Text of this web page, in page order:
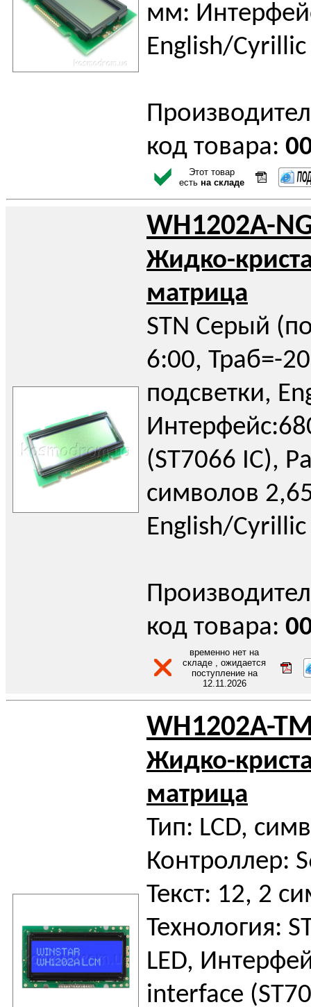
мм:
English/
код товара:
Этот товар
есть на складе
WH1202A-
Жидко-
матрица
STN Серый
6:00, Траб=-
подсветки,
(ST7066 IC),
символов
English/
код товара:
временно нет на
складе , ожидается
поступление на
12.11.2026
WH1202A-
Жидко-
матрица
Тип: LCD,
Контроллер:
Текст: 12, 2
Технология:
LED,
interface